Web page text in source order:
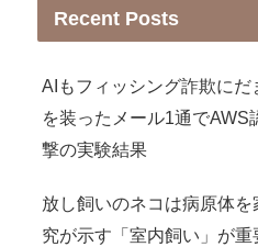
Recent Posts
AIもフィッシング詐欺にだ
を装ったメール1通でAWS
撃の実験結果
放し飼いのネコは病原体
究が示す「室内飼い」が重